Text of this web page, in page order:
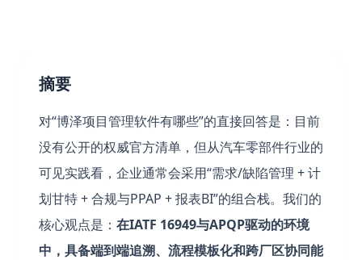
摘要
对“博泽项目管理软件有哪些”的直接回答是：目前
没有公开的权威官方清单，但从汽车零部件行业的
可见实践看，企业通常会采用“需求/缺陷管理 + 计
划甘特 + 合规与PPAP + 报表BI”的组合栈。我们的
核心观点是： 在IATF 16949与APQP驱动的环境
中，具备端到端追溯、流程模板化和跨厂区协同能